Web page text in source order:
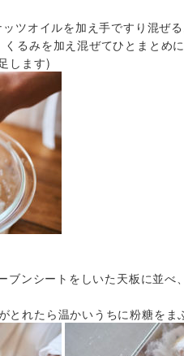
ツオイルを加え手ですり混ぜる
るみを加え混ぜてひとまとめに
します)
ンシートをしいた天板に並べ、
れたら温かいうちに粉糖をま